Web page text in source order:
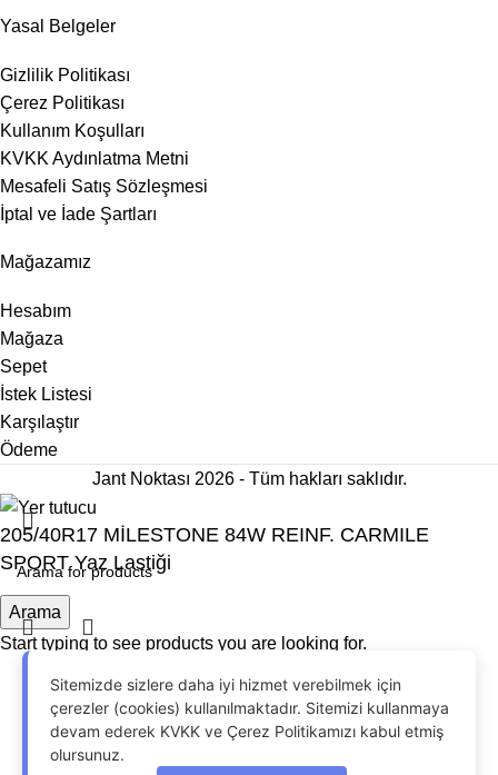
Yasal Belgeler
Gizlilik Politikası
Çerez Politikası
Kullanım Koşulları
KVKK Aydınlatma Metni
Mesafeli Satış Sözleşmesi
İptal ve İade Şartları
Mağazamız
Hesabım
Mağaza
Sepet
İstek Listesi
Karşılaştır
Ödeme
Jant Noktası 2026 - Tüm hakları saklıdır.
Arama
Start typing to see products you are looking for.
205/40R17 MİLESTONE 84W REINF. CARMILE
SPORT Yaz Lastiği
Menu
Sitemizde sizlere daha iyi hizmet verebilmek için
çerezler (cookies) kullanılmaktadır. Sitemizi kullanmaya
devam ederek KVKK ve Çerez Politikamızı kabul etmiş
olursunuz.